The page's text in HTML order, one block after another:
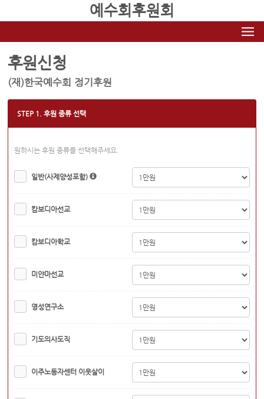
예수회후원회
후원신청
(재)한국예수회 정기후원
STEP 1. 후원 종류 선택
원하시는 후원 종류를 선택해주세요.
일반(사제양성포함)
캄보디아선교
캄보디아학교
미얀마선교
영성연구소
기도의사도직
이주노동자센터 이웃살이